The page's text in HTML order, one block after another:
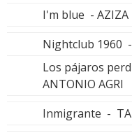
I'm blue - AZIZA
Nightclub 1960
Los pájaros
ANTONIO AGRI
Inmigrante -